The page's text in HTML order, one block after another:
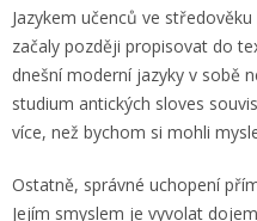
Jazykem učenců ve
začaly později propisovat do
dnešní moderní jazyky v sobě
studium antických sloves
více, než bychom si mohli
Ostatně, správné uchopení
Jejím smyslem je vyvolat